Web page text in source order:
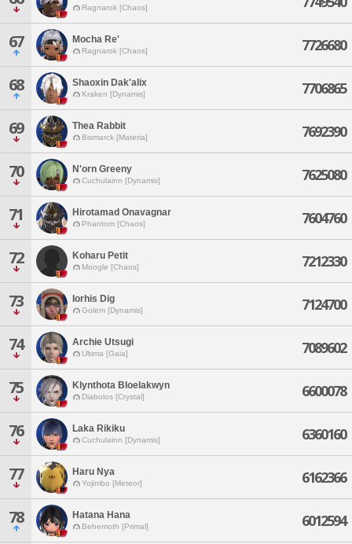
Ragnarok [Chaos]
67 Mocha Re'
Ragnarok [Chaos] 7726680
68 Shaoxin Dak'alix
Kraken [Dynamis] 7706865
69 Thea Rabbit
Bismarck [Materia] 7692390
70 N'orn Greeny
Cuchulainn [Dynamis] 7625080
71 Hirotamad Onavagnar
Phantom [Chaos] 7604760
72 Koharu Petit
Moogle [Chaos] 7212330
73 Iorhis Dig
Golem [Dynamis] 7124700
74 Archie Utsugi
Ultima [Gaia] 7089602
75 Klynthota Bloelakwyn
Diabolos [Crystal] 6600078
76 Laka Rikiku
Cuchulainn [Dynamis] 6360160
77 Haru Nya
Yojimbo [Meteor] 6162366
78 Hatana Hana
Behemoth [Primal] 6012594